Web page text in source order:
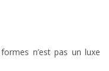
n’est pas un luxe